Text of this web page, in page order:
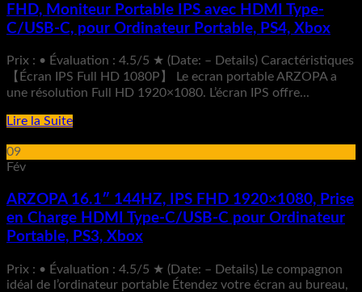
FHD, Moniteur Portable IPS avec HDMI Type-
C/USB-C, pour Ordinateur Portable, PS4, Xbox
Prix : • Évaluation : 4.5/5 ★ (Date: – Details) Caractéristiques
【Écran IPS Full HD 1080P】 Le ecran portable ARZOPA a
une résolution Full HD 1920×1080. L’écran IPS offre...
Lire la Suite
09
Fév
ARZOPA 16.1″ 144HZ, IPS FHD 1920×1080, Prise
en Charge HDMI Type-C/USB-C pour Ordinateur
Portable, PS3, Xbox
Prix : • Évaluation : 4.5/5 ★ (Date: – Details) Le compagnon
idéal de l’ordinateur portable Étendez votre écran au bureau,